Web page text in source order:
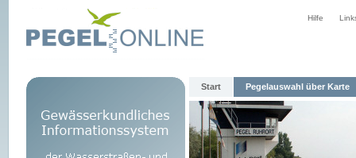
Hilfe
Start Pegelauswahl über Karte